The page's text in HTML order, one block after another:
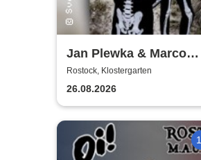
Jan Plewka & Marco
Schmedtje - Between
Lights
Rostock, Klostergarten
26.08.2026